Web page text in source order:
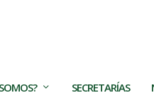
SECRETARÍAS